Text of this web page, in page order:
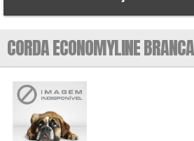
CORDA ECONOMYLINE